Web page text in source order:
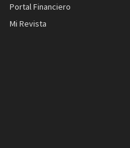
Portal Financiero
Mi Revista